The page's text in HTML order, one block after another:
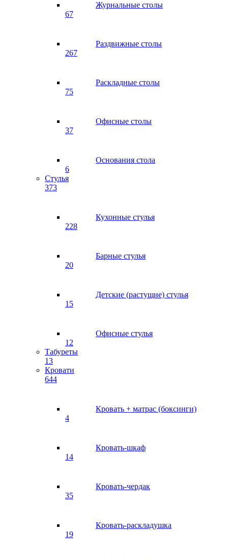
Журнальные столы
67
Раздвижные столы
267
Раскладные столы
75
Офисные столы
37
Основания стола
6
Стулья
373
Кухонные стулья
228
Барные стулья
20
Детские (растущие) стулья
15
Офисные стулья
12
Табуреты
13
Кровати
644
Кровать + матрас (боксинги)
4
Кровать-шкаф
14
Кровать-чердак
35
Кровать-раскладушка
19